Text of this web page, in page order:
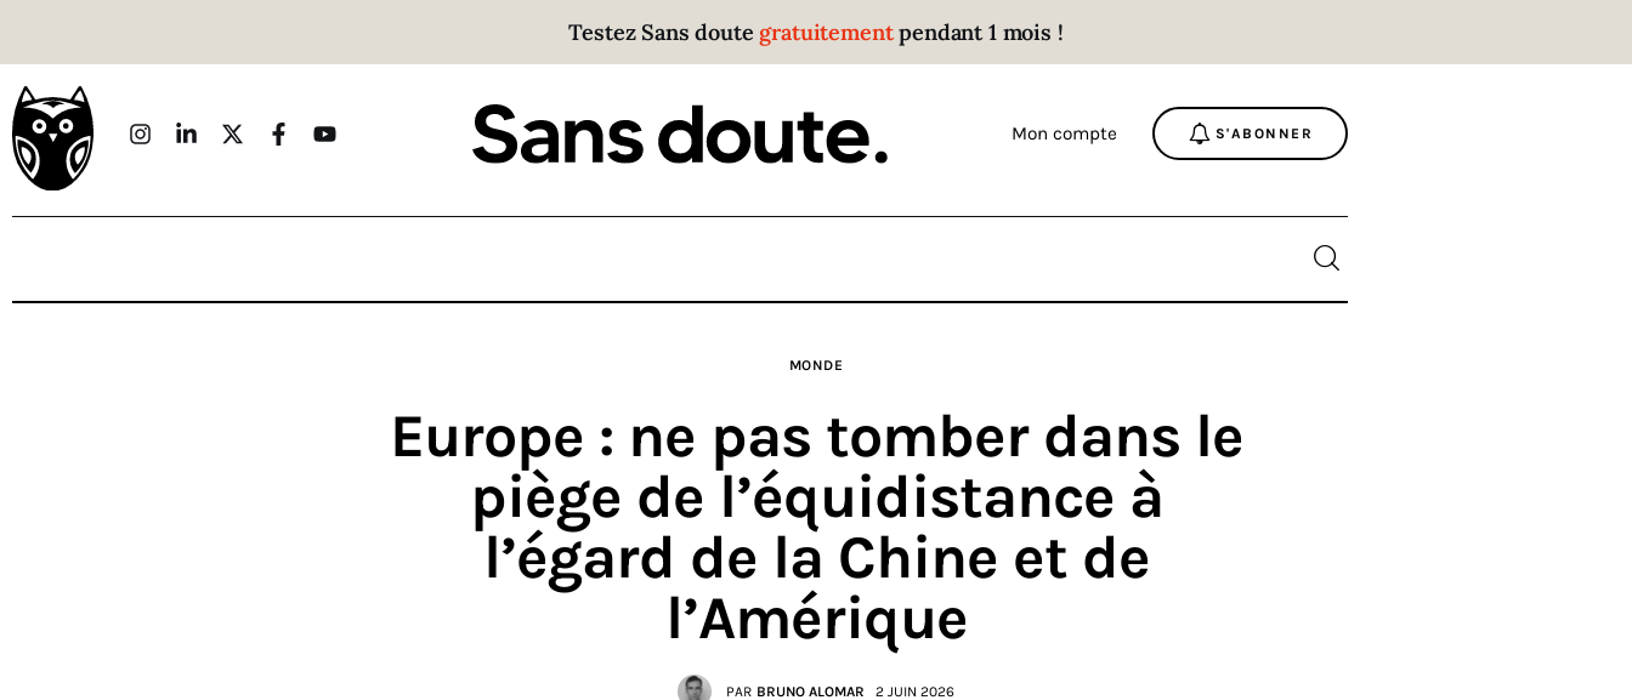
Testez Sans doute gratuitementpendant 1 mois !
Mon compte S'ABONNER
Sans doute
Parce que plus personne n’écoute les gens qui ont
des choses à dire.
Économie
Monde
MONDE
Europe : ne pas tomber dans le
piège de l’équidistance à
l’égard de la Chine et de
l’Amérique
PAR BRUNO ALOMAR 2 JUIN 2026